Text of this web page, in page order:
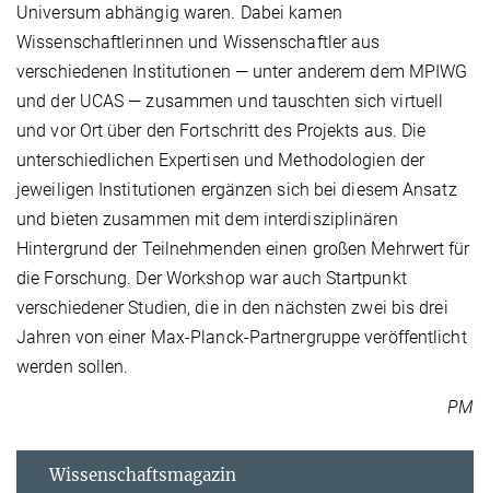
Universum abhängig waren. Dabei kamen
Wissenschaftlerinnen und Wissenschaftler aus
verschiedenen Institutionen — unter anderem dem MPIWG
und der UCAS — zusammen und tauschten sich virtuell
und vor Ort über den Fortschritt des Projekts aus. Die
unterschiedlichen Expertisen und Methodologien der
jeweiligen Institutionen ergänzen sich bei diesem Ansatz
und bieten zusammen mit dem interdisziplinären
Hintergrund der Teilnehmenden einen großen Mehrwert für
die Forschung. Der Workshop war auch Startpunkt
verschiedener Studien, die in den nächsten zwei bis drei
Jahren von einer Max-Planck-Partnergruppe veröffentlicht
werden sollen.
PM
Wissenschaftsmagazin